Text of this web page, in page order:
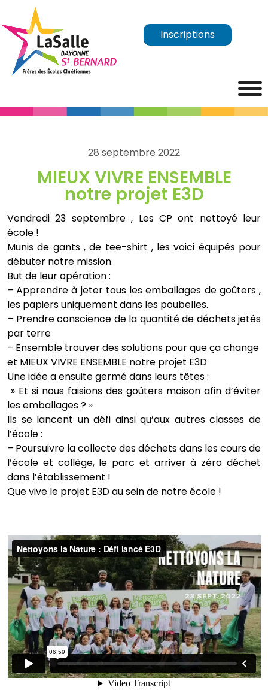
Inscriptions
28 septembre 2022
MIEUX VIVRE ENSEMBLE
notre projet E3D
Vendredi 23 septembre , Les CP ont nettoyé leur
école !
Munis de gants , de tee-shirt , les voici équipés pour
débuter notre mission.
But de leur opération :
– Apprendre à jeter tous les emballages de goûters ,
les papiers uniquement dans les poubelles.
– Prendre conscience de la quantité de déchets jetés
par terre
– Ensemble trouver des solutions pour que ça change
et MIEUX VIVRE ENSEMBLE notre projet E3D
Une idée a ensuite germé dans leurs têtes :
» Et si nous faisions des goûters maison afin d’éviter
les emballages ? »
Ils se lancent un défi ainsi qu’aux autres classes de
l’école :
– Poursuivre la collecte des déchets dans les cours de
l’école et collège, le parc et arriver à zéro déchet
dans l’établissement !
Que vive le projet E3D au sein de notre école !